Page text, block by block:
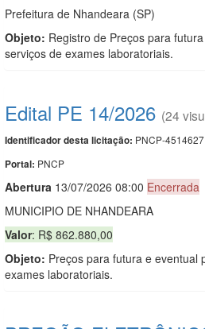
Prefeitura de Nhandeara (SP)
Objeto: Registro de Preços para
serviços de exames laboratoriais.
Edital PE 14/2026 (24
Identificador desta licitação: PNCP-
Portal: PNCP
Abertura 13/07/2026 08:00 Encerrada
MUNICIPIO DE NHANDEARA
Valor: R$ 862.880,00
Objeto: Preços para futura e eventual
exames laboratoriais.